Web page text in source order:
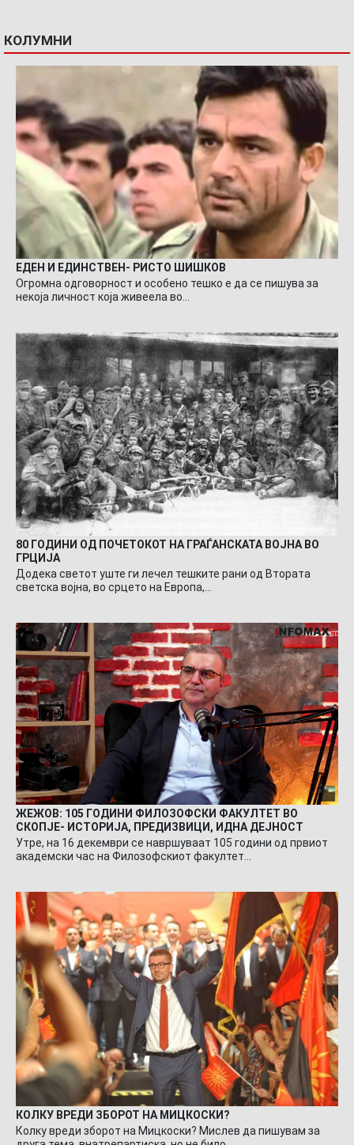
КОЛУМНИ
ЕДЕН И ЕДИНСТВЕН- РИСТО ШИШКОВ
Огромна одговорност и особено тешко е да се пишува за
некоја личност која живеела во…
80 ГОДИНИ ОД ПОЧЕТОКОТ НА ГРАЃАНСКАТА ВОЈНА ВО
ГРЦИЈА
Додека светот уште ги лечел тешките рани од Втората
светска војна, во срцето на Европа,…
ЖЕЖОВ: 105 ГОДИНИ ФИЛОЗОФСКИ ФАКУЛТЕТ ВО
СКОПЈЕ- ИСТОРИЈА, ПРЕДИЗВИЦИ, ИДНА ДЕЈНОСТ
Утре, на 16 декември се навршуваат 105 години од првиот
академски час на Филозофскиот факултет…
КОЛКУ ВРЕДИ ЗБОРОТ НА МИЦКОСКИ?
Колку вреди зборот на Мицкоски? Мислев да пишувам за